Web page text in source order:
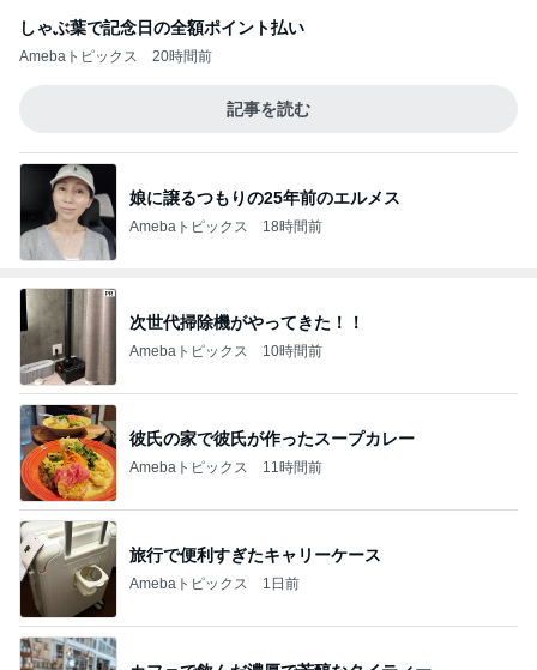
しゃぶ葉で記念日の全額ポイント払い
Amebaトピックス 20時間前
記事を読む
娘に譲るつもりの25年前のエルメス
Amebaトピックス 18時間前
次世代掃除機がやってきた！！
Amebaトピックス 10時間前
彼氏の家で彼氏が作ったスープカレー
Amebaトピックス 11時間前
旅行で便利すぎたキャリーケース
Amebaトピックス 1日前